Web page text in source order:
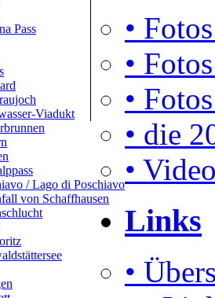
Pass
Viadukt
/ Lago di Poschiavo
von Schaffhausen
•
•
•
• die
•
Links
•